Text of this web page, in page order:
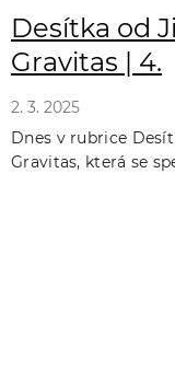
Desítka od
Gravitas | 4.
2. 3. 2025
Dnes v rubrice
Gravitas, která se